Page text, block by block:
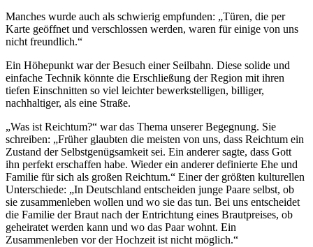
Manches wurde auch als schwierig empfunden: „Türen, die per
Karte geöffnet und verschlossen werden, waren für einige von uns
nicht freundlich.“
Ein Höhepunkt war der Besuch einer Seilbahn. Diese solide und
einfache Technik könnte die Erschließung der Region mit ihren
tiefen Einschnitten so viel leichter bewerkstelligen, billiger,
nachhaltiger, als eine Straße.
„Was ist Reichtum?“ war das Thema unserer Begegnung. Sie
schreiben: „Früher glaubten die meisten von uns, dass Reichtum ein
Zustand der Selbstgenügsamkeit sei. Ein anderer sagte, dass Gott
ihn perfekt erschaffen habe. Wieder ein anderer definierte Ehe und
Familie für sich als großen Reichtum.“ Einer der größten kulturellen
Unterschiede: „In Deutschland entscheiden junge Paare selbst, ob
sie zusammenleben wollen und wo sie das tun. Bei uns entscheidet
die Familie der Braut nach der Entrichtung eines Brautpreises, ob
geheiratet werden kann und wo das Paar wohnt. Ein
Zusammenleben vor der Hochzeit ist nicht möglich.“